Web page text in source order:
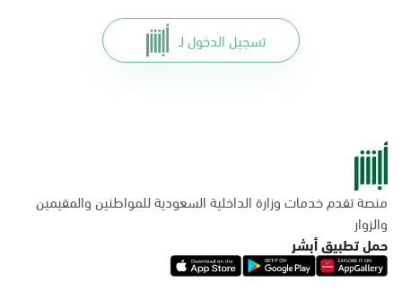
تسجيل الدخول لـ
منصة تقدم خدمات وزارة الداخلية السعودية للمواطنين والمقيمين
والزوار
حمل تطبيق أبشر